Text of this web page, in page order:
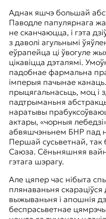
Аднак яшчэ большай
Паводле папулярнага
не сканчаюцца, і гэта
з даволі агульнымі
еўрапейца ці ўвогуле
цікавіцца дэталямі.
падобнае фармальна
імперыя пачынае
прыцягальнасьць, моц і
падтрыманьня
наратывы
актары, «чорныя
абвяшчэньнем БНР пад
Першай сусьветнай, так
Саюза. Сёньняшняя
гэтага шэрагу.
Але цяпер час нібыта
плянаваньня
выжываньня і апошнія
беспрасьветнае